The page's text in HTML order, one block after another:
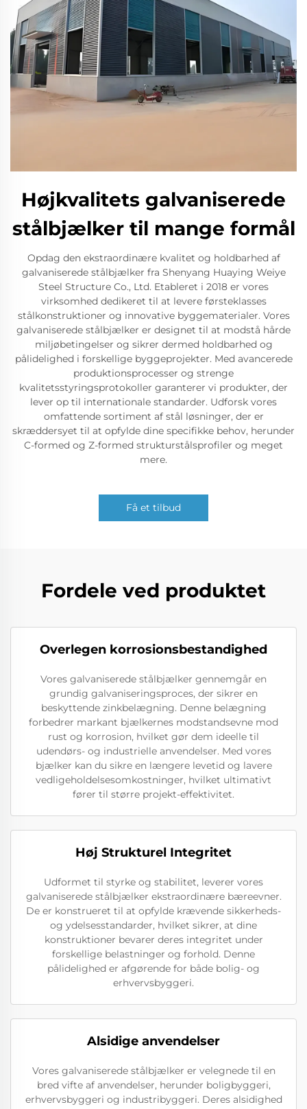
Højkvalitets galvaniserede
stålbjælker til mange formål
Opdag den ekstraordinære kvalitet og holdbarhed af
galvaniserede stålbjælker fra Shenyang Huaying Weiye
Steel Structure Co., Ltd. Etableret i 2018 er vores
virksomhed dedikeret til at levere førsteklasses
stålkonstruktioner og innovative byggematerialer. Vores
galvaniserede stålbjælker er designet til at modstå hårde
miljøbetingelser og sikrer dermed holdbarhed og
pålidelighed i forskellige byggeprojekter. Med avancerede
produktionsprocesser og strenge
kvalitetsstyringsprotokoller garanterer vi produkter, der
lever op til internationale standarder. Udforsk vores
omfattende sortiment af stål løsninger, der er
skræddersyet til at opfylde dine specifikke behov, herunder
C-formed og Z-formed strukturstålsprofiler og meget
mere.
Få et tilbud
Fordele ved produktet
Overlegen korrosionsbestandighed
Vores galvaniserede stålbjælker gennemgår en
grundig galvaniseringsproces, der sikrer en
beskyttende zinkbelægning. Denne belægning
forbedrer markant bjælkernes modstandsevne mod
rust og korrosion, hvilket gør dem ideelle til
udendørs- og industrielle anvendelser. Med vores
bjælker kan du sikre en længere levetid og lavere
vedligeholdelsesomkostninger, hvilket ultimativt
fører til større projekt-effektivitet.
Høj Strukturel Integritet
Udformet til styrke og stabilitet, leverer vores
galvaniserede stålbjælker ekstraordinære bæreevner.
De er konstrueret til at opfylde krævende sikkerheds-
og ydelsesstandarder, hvilket sikrer, at dine
konstruktioner bevarer deres integritet under
forskellige belastninger og forhold. Denne
pålidelighed er afgørende for både bolig- og
erhvervsbyggeri.
Alsidige anvendelser
Vores galvaniserede stålbjælker er velegnede til en
bred vifte af anvendelser, herunder boligbyggeri,
erhvervsbyggeri og industribyggeri. Deres alsidighed